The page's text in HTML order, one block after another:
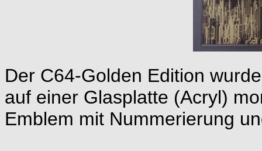
Der C64-Golden Edition
auf einer Glasplatte (Acryl)
Emblem mit Nummerierung